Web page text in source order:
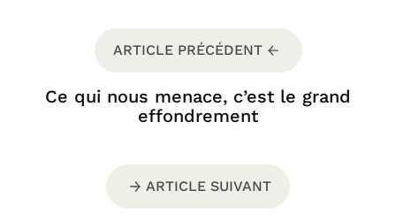
ARTICLE PRÉCÉDENT
Ce qui nous menace, c’est le grand
effondrement
ARTICLE SUIVANT